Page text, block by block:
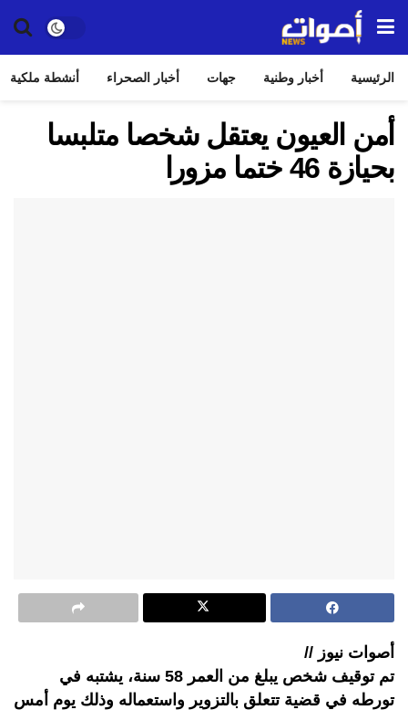
الرئيسية أخبار وطنية جهات أخبار الصحراء أنشطة ملكية
أمن العيون يعتقل شخصا متلبسا
بحيازة 46 ختما مزورا
أصوات نيوز //
تم توقيف شخص يبلغ من العمر 58 سنة، يشتبه في
تورطه في قضية تتعلق بالتزوير واستعماله وذلك يوم أمس